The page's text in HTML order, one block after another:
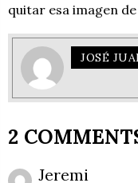
quitar esa imagen
JOSÉ
2
Jeremi